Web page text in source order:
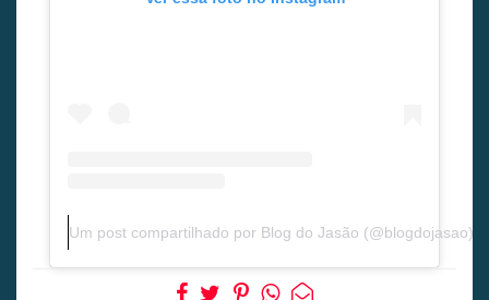
Um post compartilhado por Blog do Jasão (@blogdojasao)